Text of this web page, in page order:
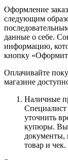
Оформление
следующим
данные о себе.
информацию,
кнопку
Оплачивайте
магазине
Наличные
Специалист
уточнить
купюры. Вы
документы,
товар и чек.